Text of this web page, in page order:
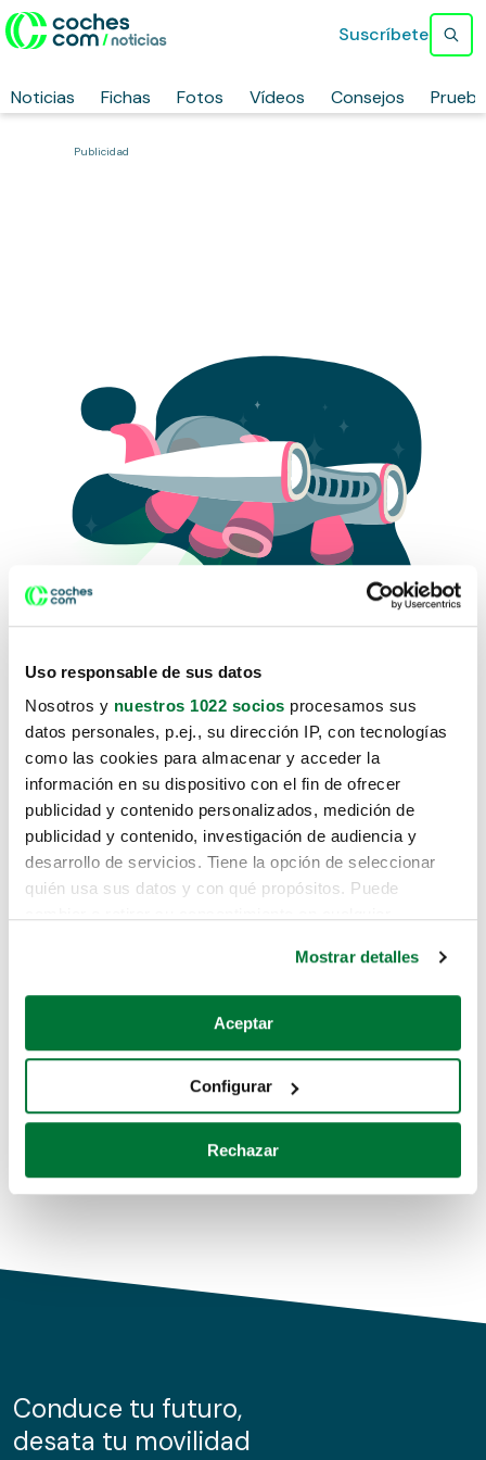
Uso responsable de sus datos
Nosotros y nuestros 1022 socios procesamos sus
datos personales, p.ej., su dirección IP, con tecnologías
como las cookies para almacenar y acceder la
información en su dispositivo con el fin de ofrecer
publicidad y contenido personalizados, medición de
publicidad y contenido, investigación de audiencia y
desarrollo de servicios. Tiene la opción de seleccionar
quién usa sus datos y con qué propósitos. Puede
Si lo permite, también quisiéramos:
Recopilar información sobre su ubicación geográfica
Identificar su dispositivo analizándolo activamente
para buscar características específicas (huellas
Obtenga más información sobre cómo se procesan sus
de cookies.
información sobre el uso que haga del sitio web con
nuestros partners de redes sociales, publicidad y análisis
Mostrar detalles
Aceptar
Configurar
Rechazar
Noticias Fichas Fotos Vídeos Consejos
Suscríbete
Publicidad
Lo sentimos, no sabemos como
te hemos traido hasta aquí.
Pero puedes encontrar el coche que estás
buscando en alguno de estos enlaces:
Coches de segunda mano
Coches de km0
Conduce tu futuro,
desata tu movilidad